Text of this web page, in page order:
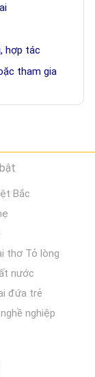
hợp tác
tham gia
Bắc
thơ Tỏ lòng
nước
đứa trẻ
nghiệp